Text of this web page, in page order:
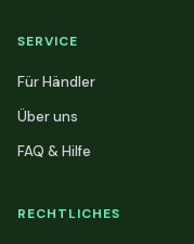
SERVICE
Für Händler
Über uns
FAQ & Hilfe
RECHTLICHES